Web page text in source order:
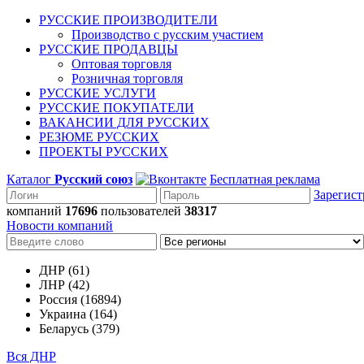
РУССКИЕ ПРОИЗВОДИТЕЛИ
Производство с русским участием
РУССКИЕ ПРОДАВЦЫ
Оптовая торговля
Розничная торговля
РУССКИЕ УСЛУГИ
РУССКИЕ ПОКУПАТЕЛИ
ВАКАНСИИ ДЛЯ РУССКИХ
РЕЗЮМЕ РУССКИХ
ПРОЕКТЫ РУССКИХ
Каталог Русский союз
Бесплатная реклама
компаний 17696 пользователей 38317
Новости компаний
ДНР (61)
ЛНР (42)
Россия (16894)
Украина (164)
Беларусь (379)
Вся ДНР